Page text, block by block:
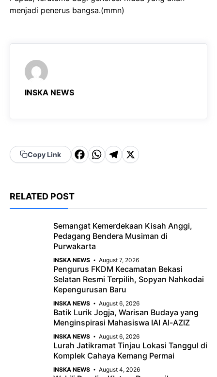
menjadi penerus bangsa.(mmn)
INSKA NEWS
Copy Link
F
o
o
k
W
A
p
p
T
a
X
RELATED POST
Semangat Kemerdekaan Kisah Anggi,
Pedagang Bendera Musiman di
Purwakarta
INSKA NEWS August 7, 2026
Pengurus FKDM Kecamatan Bekasi
Selatan Resmi Terpilih, Sopyan Nahkodai
Kepengurusan Baru
INSKA NEWS August 6, 2026
Batik Lurik Jogja, Warisan Budaya yang
Menginspirasi Mahasiswa IAI Al-AZIZ
INSKA NEWS August 6, 2026
Lurah Jatikramat Tinjau Lokasi Tanggul di
Komplek Cahaya Kemang Permai
INSKA NEWS August 4, 2026